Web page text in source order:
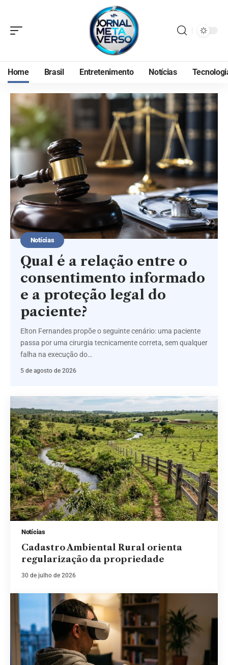
Home Brasil Entretenimento Notícias
Notícias
Qual é a relação entre o
consentimento informado
e a proteção legal do
paciente?
Elton Fernandes propõe o seguinte cenário: uma paciente
passa por uma cirurgia tecnicamente correta, sem qualquer
falha na execução do…
5 de agosto de 2026
Notícias
Cadastro Ambiental Rural orienta
regularização da propriedade
30 de julho de 2026